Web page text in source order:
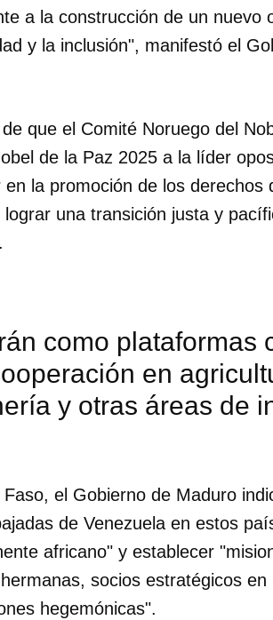
primero has de iniciar sesión con tu
INICIAR SESIÓN CANCELAR
a la construcción de un nuevo
y la inclusión", manifestó el
que el Comité Noruego del
de la Paz 2025 a la líder
la promoción de los derechos
una transición justa y
como plataformas
en
y otras áreas de
el Gobierno de Maduro
de Venezuela en estos
africano" y establecer
socios estratégicos en
hegemónicas".